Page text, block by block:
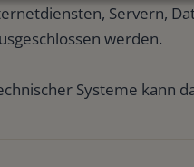
Servern,
werden.
Systeme kann